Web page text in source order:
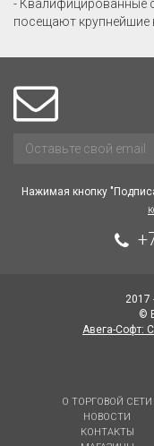
- Квалифицированные
посещают крупнейшие
Нажимая кнопку
2017
©
Авега-Софт:
О ТОРГОВОЙ СЕТИ
НОВОСТИ
КОНТАКТЫ